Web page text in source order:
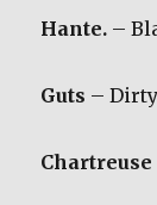
Hante. –
Guts –
Chartreuse